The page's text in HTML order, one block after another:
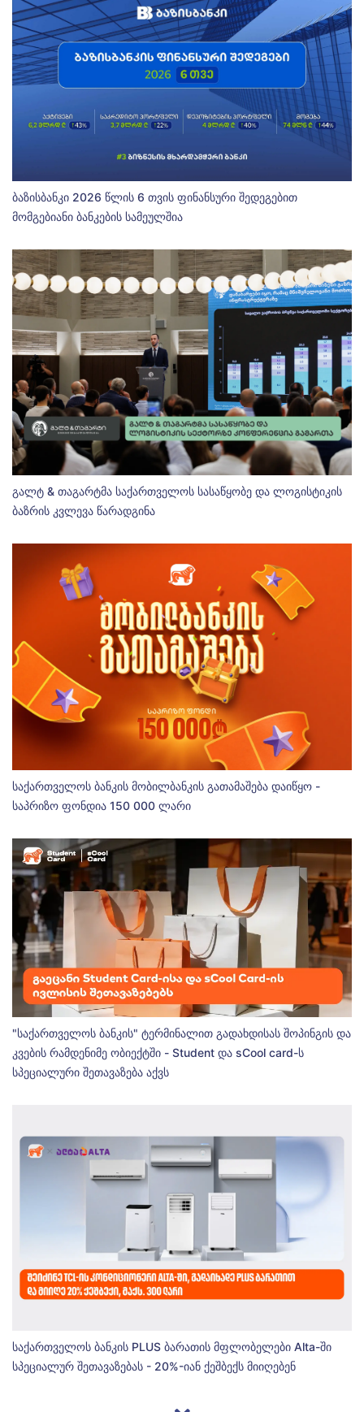
ბაზისბანკი 2026 წლის 6 თვის ფინანსური შედეგებით
მომგებიანი ბანკების სამეულშია
გალტ & თაგარტმა საქართველოს სასაწყობე და ლოგისტიკის
ბაზრის კვლევა წარადგინა
საქართველოს ბანკის მობილბანკის გათამაშება დაიწყო -
საპრიზო ფონდია 150 000 ლარი
"საქართველოს ბანკის" ტერმინალით გადახდისას შოპინგის და
კვების რამდენიმე ობიექტში - Student და sCool card-ს
სპეციალური შეთავაზება აქვს
საქართველოს ბანკის PLUS ბარათის მფლობელები Alta-ში
სპეციალურ შეთავაზებას - 20%-იან ქეშბექს მიიღებენ